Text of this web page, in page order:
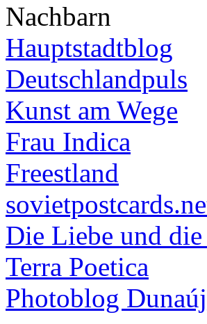
Nachbarn
Hauptstadtblog
Deutschlandpuls
Kunst am Wege
Frau Indica
Freestland
Die Liebe und
Terra Poetica
Photoblog